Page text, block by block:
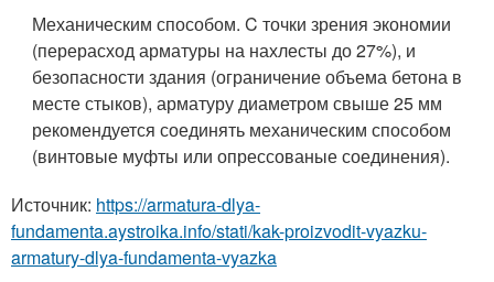
Механическим способом. C точки зрения экономии
(перерасход арматуры на нахлесты до 27%), и
безопасности здания (ограничение объема бетона в
месте стыков), арматуру диаметром свыше 25 мм
рекомендуется соединять механическим способом
(винтовые муфты или опрессованые соединения).
Источник: https://armatura-dlya-
fundamenta.aystroika.info/stati/kak-proizvodit-vyazku-
armatury-dlya-fundamenta-vyazka